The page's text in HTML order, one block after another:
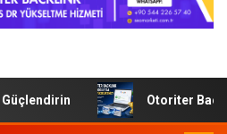
Otoriter Backlink